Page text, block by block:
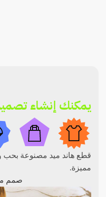
يمكنك إنشاء
قطع هاند ميد مصنوعة بحب
مميزة.
صمم